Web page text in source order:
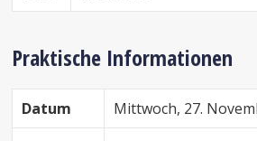
Praktische Informationen
Datum
Mittwoch, 27.